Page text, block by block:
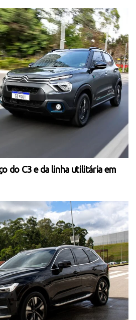
do C3 e da linha utilitária em